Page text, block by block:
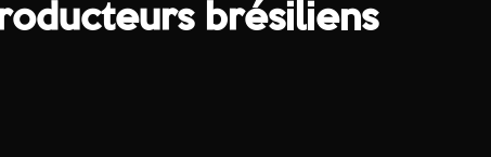
brésiliens